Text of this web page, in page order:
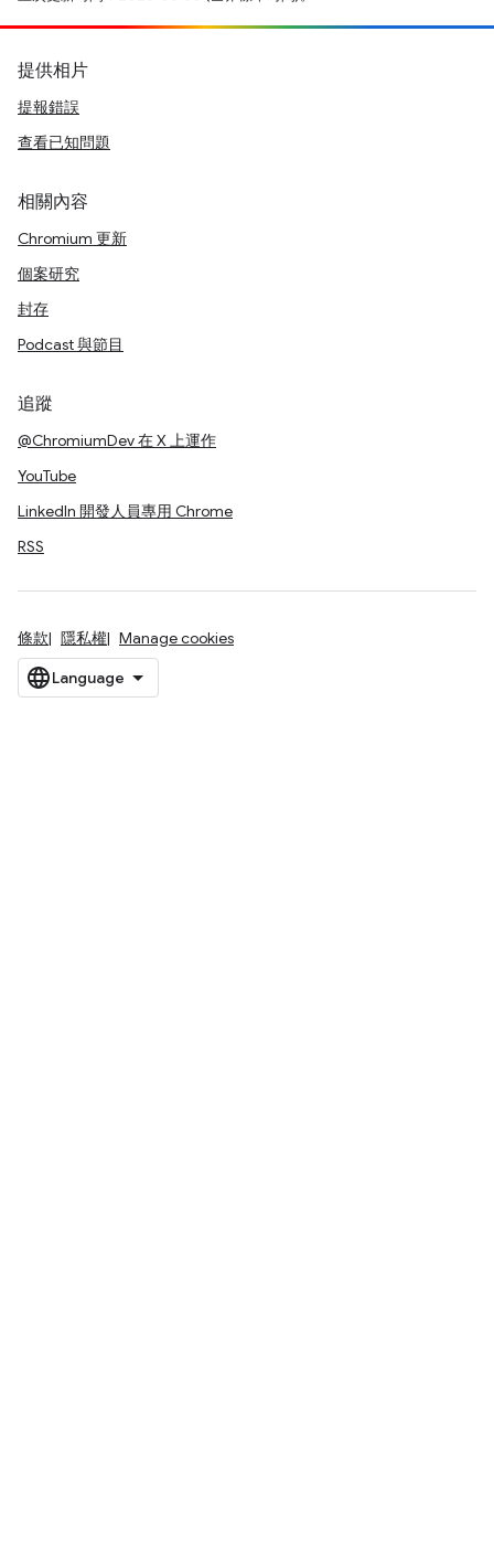
提供相片
提報錯誤
查看已知問題
相關內容
Chromium 更新
個案研究
封存
Podcast 與節目
追蹤
@ChromiumDev 在 X 上運作
YouTube
LinkedIn 開發人員專用 Chrome
RSS
條款 隱私權 Manage cookies